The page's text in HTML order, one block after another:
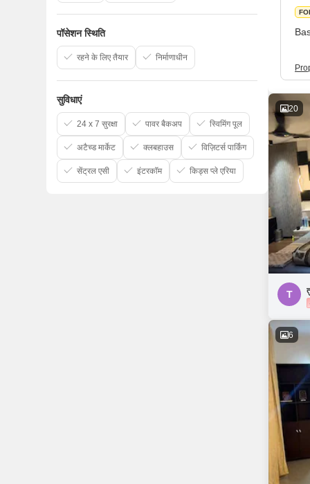
20
T
6
पॉसेशन स्थिति
रहने के लिए तैयार निर्माणाधीन
सुविधाएं
24 x 7 सुरक्षा पावर बैकअप स्विमिंग पूल
अटैच्ड मार्केट क्लबहाउस विज़िटर्स पार्किंग
सेंट्रल एसी इंटरकॉम किड्स प्ले एरिया